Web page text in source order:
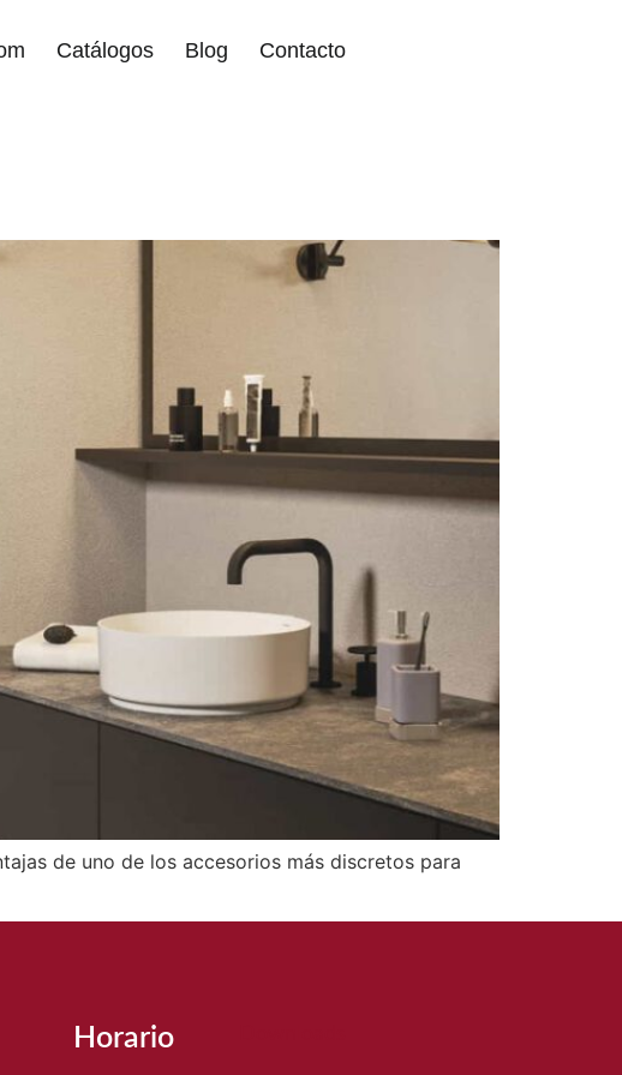
Catálogos Blog Contacto
de uno de los accesorios más discretos para
Horario